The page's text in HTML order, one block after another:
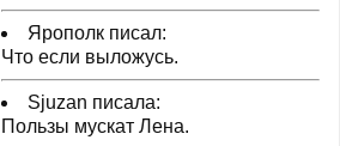
Ярополк писал:
Что если выложусь.
Sjuzan писала:
Пользы мускат Лена.